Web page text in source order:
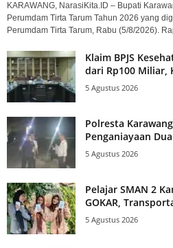
KARAWANG, NarasiKita.ID – Bupati
Perumdam Tirta Tarum Tahun 2026 yang
Perumdam Tirta Tarum, Rabu (5/8/2026).
Klaim BPJS
dari Rp100 Miliar,
5 Agustus 2026
Polresta
Penganiayaan
5 Agustus 2026
Pelajar SMAN 2
GOKAR,
5 Agustus 2026